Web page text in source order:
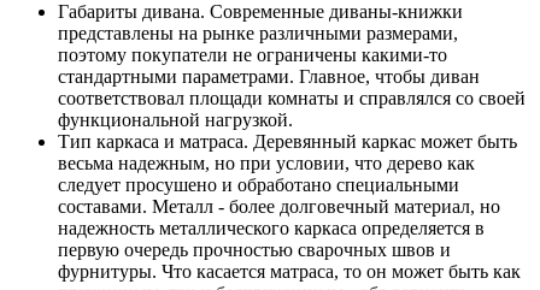
Габариты дивана. Современные диваны-книжки
представлены на рынке различными размерами,
поэтому покупатели не ограничены какими-то
стандартными параметрами. Главное, чтобы диван
соответствовал площади комнаты и справлялся со своей
функциональной нагрузкой.
Тип каркаса и матраса. Деревянный каркас может быть
весьма надежным, но при условии, что дерево как
следует просушено и обработано специальными
составами. Металл - более долговечный материал, но
надежность металлического каркаса определяется в
первую очередь прочностью сварочных швов и
фурнитуры. Что касается матраса, то он может быть как